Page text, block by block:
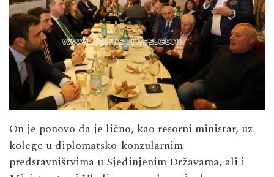
On je ponovo da je lično, kao resorni ministar, uz
kolege u diplomatsko-konzularnim
predstavništvima u Sjedinjenim Državama, ali i